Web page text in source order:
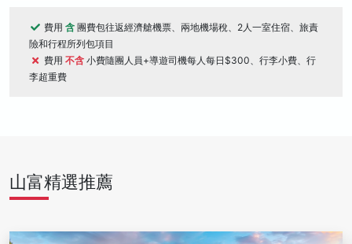
費用 含 團費包往返經濟艙機票、兩地機場稅、2人一室住宿、旅責
險和行程所列包項目
費用 不含 小費隨團人員+導遊司機每人每日$300、行李小費、行
李超重費
山富精選推薦